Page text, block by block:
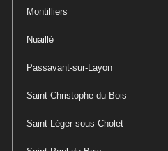
Montilliers
Nuaillé
Passavant-sur-Layon
Saint-Christophe-du-Bois
Saint-Léger-sous-Cholet